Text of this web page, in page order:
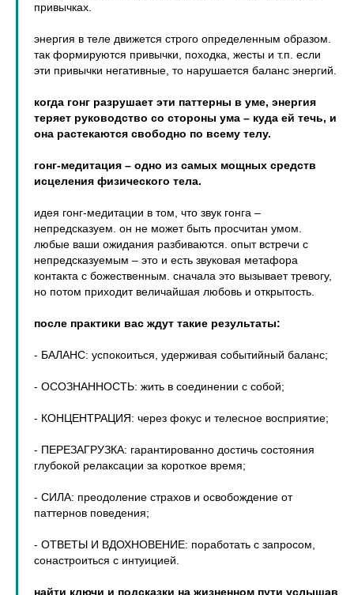
привычках.
энергия в теле движется строго определенным образом.
так формируются привычки, походка, жесты и т.п. если
эти привычки негативные, то нарушается баланс энергий.
когда гонг разрушает эти паттерны в уме, энергия
теряет руководство со стороны ума – куда ей течь, и
она растекаются свободно по всему телу.
гонг-медитация – одно из самых мощных средств
исцеления физического тела.
идея гонг-медитации в том, что звук гонга –
непредсказуем. он не может быть просчитан умом.
любые ваши ожидания разбиваются. опыт встречи с
непредсказуемым – это и есть звуковая метафора
контакта с божественным. сначала это вызывает тревогу,
но потом приходит величайшая любовь и открытость.
после практики вас ждут такие результаты:
- БАЛАНС: успокоиться, удерживая событийный баланс;
- ОСОЗНАННОСТЬ: жить в соединении с собой;
- КОНЦЕНТРАЦИЯ: через фокус и телесное восприятие;
- ПЕРЕЗАГРУЗКА: гарантированно достичь состояния
глубокой релаксации за короткое время;
- СИЛА: преодоление страхов и освобождение от
паттернов поведения;
- ОТВЕТЫ И ВДОХНОВЕНИЕ: поработать с запросом,
сонастроиться с интуицией.
найти ключи и подсказки на жизненном пути услышав